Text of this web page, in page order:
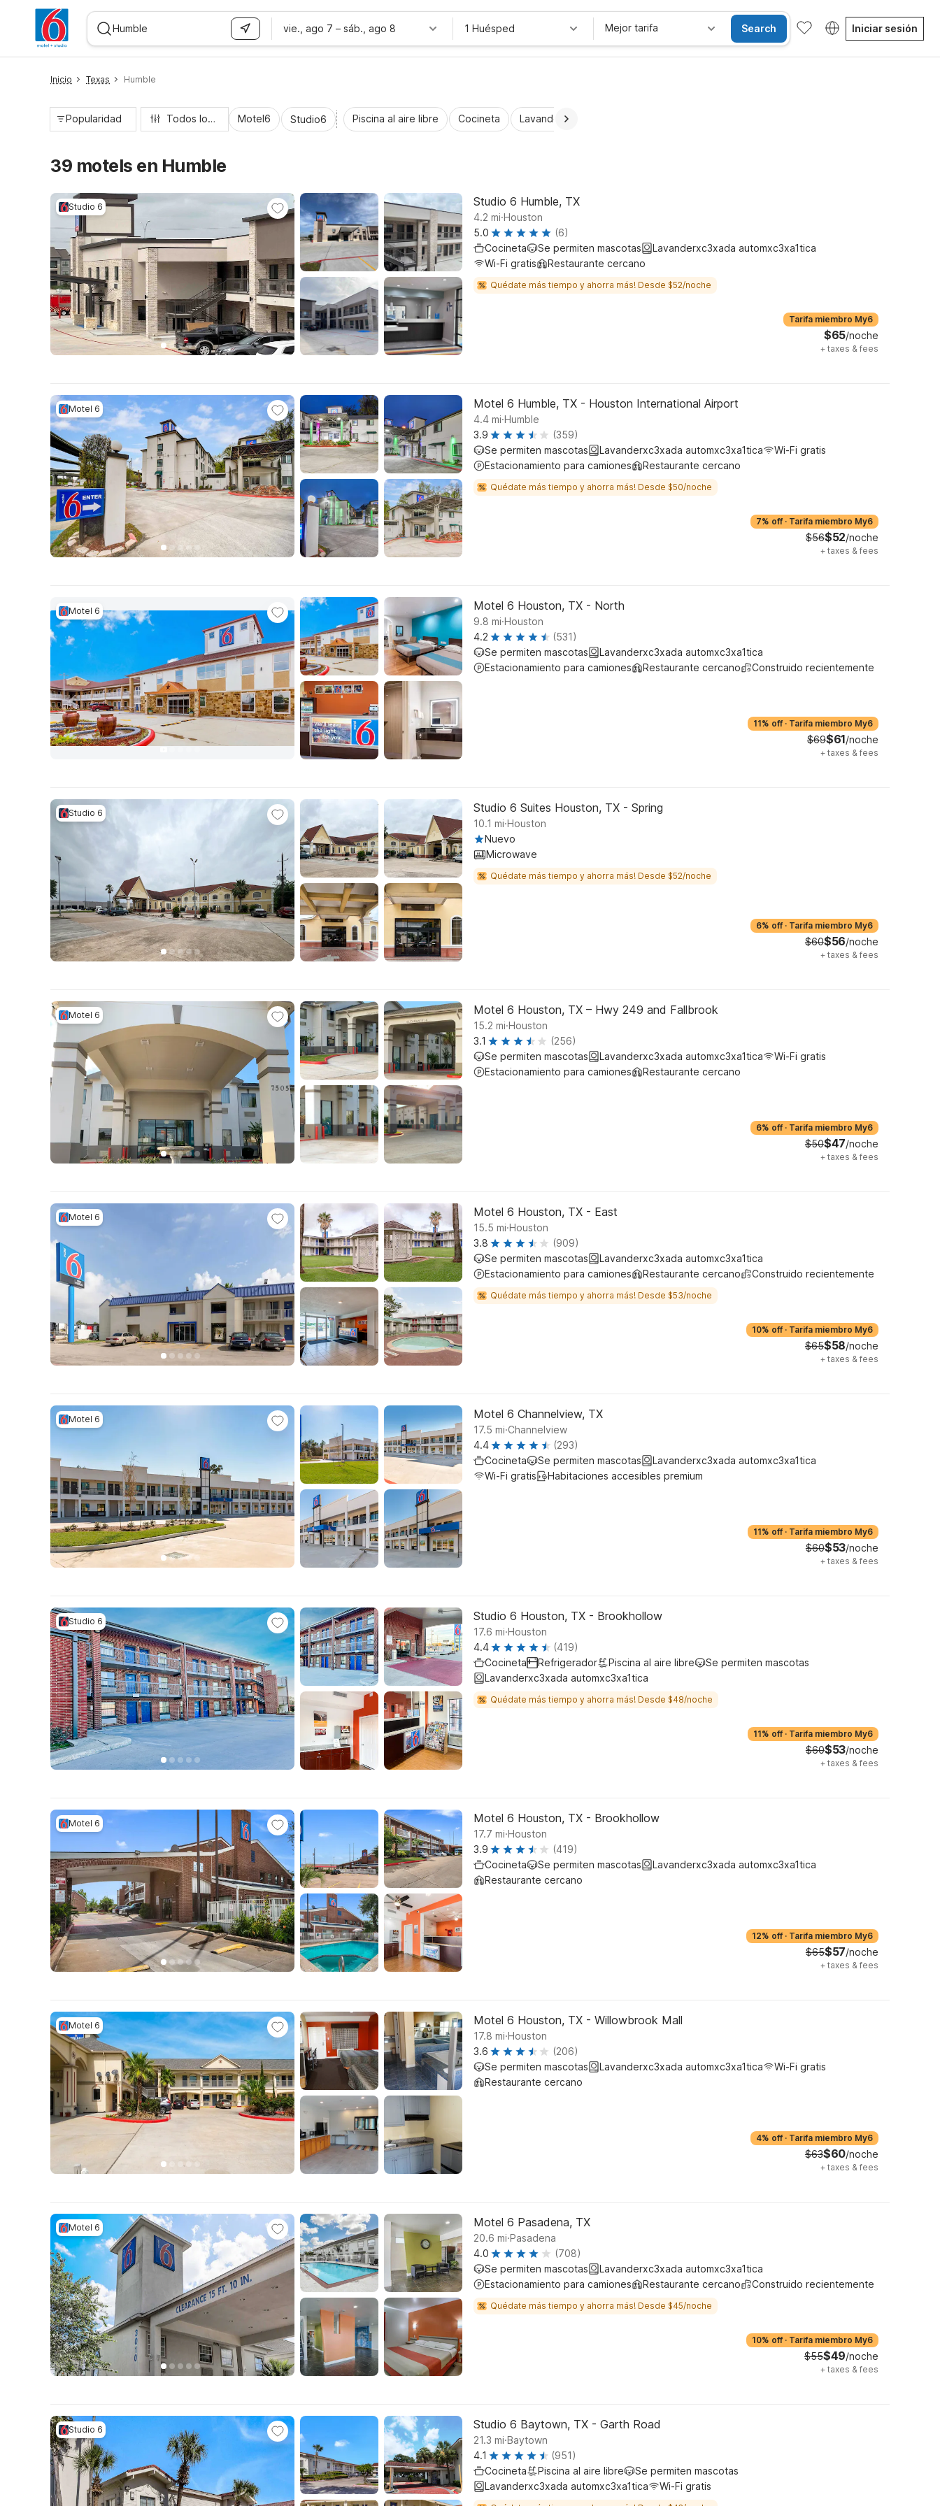
vie., ago 7 – sáb., ago 8 1 Huésped Mejor tarifa Search Iniciar sesión
Inicio Texas Humble
Popularidad Todos los filtros Motel6 Studio6 Piscina al aire libre Cocineta Lavandería automática
39 motels en Humble
Studio 6 Studio 6 Humble, TX
4.2 mi.Houston
5.0
(6)
Cocineta
Se permiten mascotas
Lavanderxc3xada automxc3xa1tica
Wi-Fi gratis
Restaurante cercano
Quédate más tiempo y ahorra más! Desde $52/noche
Tarifa miembro My6
$65/noche
+ taxes & fees
Motel 6 Motel 6 Humble, TX - Houston International Airport
4.4 mi.Humble
3.9
(359)
Se permiten mascotas
Lavanderxc3xada automxc3xa1tica
Wi-Fi gratis
Estacionamiento para camiones
Restaurante cercano
Quédate más tiempo y ahorra más! Desde $50/noche
7% off · Tarifa miembro My6
$56$52/noche
+ taxes & fees
Motel 6 Motel 6 Houston, TX - North
9.8 mi.Houston
4.2
(531)
Se permiten mascotas
Lavanderxc3xada automxc3xa1tica
Estacionamiento para camiones
Restaurante cercano Construido recientemente
11% off · Tarifa miembro My6
$69$61/noche
+ taxes & fees
Studio 6 Studio 6 Suites Houston, TX - Spring
10.1 mi.Houston
Nuevo
Microwave
Quédate más tiempo y ahorra más! Desde $52/noche
6% off · Tarifa miembro My6
$60$56/noche
+ taxes & fees
Motel 6 Motel 6 Houston, TX – Hwy 249 and Fallbrook
15.2 mi.Houston
3.1
(256)
Se permiten mascotas
Lavanderxc3xada automxc3xa1tica
Wi-Fi gratis
Estacionamiento para camiones
Restaurante cercano
6% off · Tarifa miembro My6
$50$47/noche
+ taxes & fees
Motel 6 Motel 6 Houston, TX - East
15.5 mi.Houston
3.8
(909)
Se permiten mascotas
Lavanderxc3xada automxc3xa1tica
Estacionamiento para camiones
Restaurante cercano Construido recientemente
Quédate más tiempo y ahorra más! Desde $53/noche
10% off · Tarifa miembro My6
$65$58/noche
+ taxes & fees
Motel 6 Motel 6 Channelview, TX
17.5 mi.Channelview
4.4
(293)
Cocineta
Se permiten mascotas
Lavanderxc3xada automxc3xa1tica
Wi-Fi gratis
Habitaciones accesibles premium
11% off · Tarifa miembro My6
$60$53/noche
+ taxes & fees
Studio 6 Studio 6 Houston, TX - Brookhollow
17.6 mi.Houston
4.4
(419)
Cocineta
Refrigerador Piscina al aire libre
Se permiten mascotas
Lavanderxc3xada automxc3xa1tica
Quédate más tiempo y ahorra más! Desde $48/noche
11% off · Tarifa miembro My6
$60$53/noche
+ taxes & fees
Motel 6 Motel 6 Houston, TX - Brookhollow
17.7 mi.Houston
3.9
(419)
Cocineta
Se permiten mascotas
Lavanderxc3xada automxc3xa1tica
Restaurante cercano
12% off · Tarifa miembro My6
$65$57/noche
+ taxes & fees
Motel 6 Motel 6 Houston, TX - Willowbrook Mall
17.8 mi.Houston
3.6
(206)
Se permiten mascotas
Lavanderxc3xada automxc3xa1tica
Wi-Fi gratis
Restaurante cercano
4% off · Tarifa miembro My6
$63$60/noche
+ taxes & fees
Motel 6 Motel 6 Pasadena, TX
20.6 mi.Pasadena
4.0
(708)
Se permiten mascotas
Lavanderxc3xada automxc3xa1tica
Estacionamiento para camiones
Restaurante cercano Construido recientemente
Quédate más tiempo y ahorra más! Desde $45/noche
10% off · Tarifa miembro My6
$55$49/noche
+ taxes & fees
Studio 6 Studio 6 Baytown, TX - Garth Road
21.3 mi.Baytown
4.1
(951)
Cocineta
Piscina al aire libre
Se permiten mascotas
Lavanderxc3xada automxc3xa1tica
Wi-Fi gratis